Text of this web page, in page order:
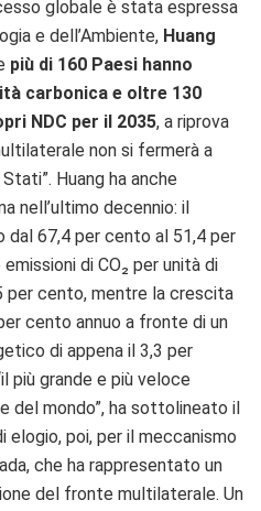
globale è stata espressa
e dell’Ambiente, Huang
più di 160 Paesi hanno
carbonica e oltre 130
NDC per il 2035, a riprova
non si fermerà a
Huang ha anche
nell’ultimo decennio: il
dal 67,4 per cento al 51,4 per
di CO₂ per unità di
per cento, mentre la crescita
cento annuo a fronte di un
di appena il 3,3 per
più grande e più veloce
del mondo”, ha sottolineato il
elogio, poi, per il meccanismo
che ha rappresentato un
del fronte multilaterale. Un